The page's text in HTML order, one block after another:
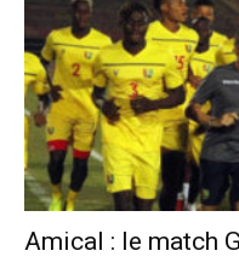
Amical : le match